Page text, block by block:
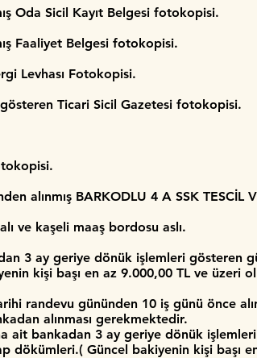
Oda Sicil Kayıt Belgesi fotokopisi.
Faaliyet Belgesi fotokopisi.
Levhası Fotokopisi.
Ticari Sicil Gazetesi fotokopisi.
alınmış BARKODLU 4 A SSK
ve kaşeli maaş bordosu aslı.
3 ay geriye dönük işlemleri gösteren
kişi başı en az 9.000,00 TL ve üzeri
randevu gününden 10 iş günü önce
alınması gerekmektedir.
ait bankadan 3 ay geriye dönük
dökümleri.( Güncel bakiyenin kişi başı